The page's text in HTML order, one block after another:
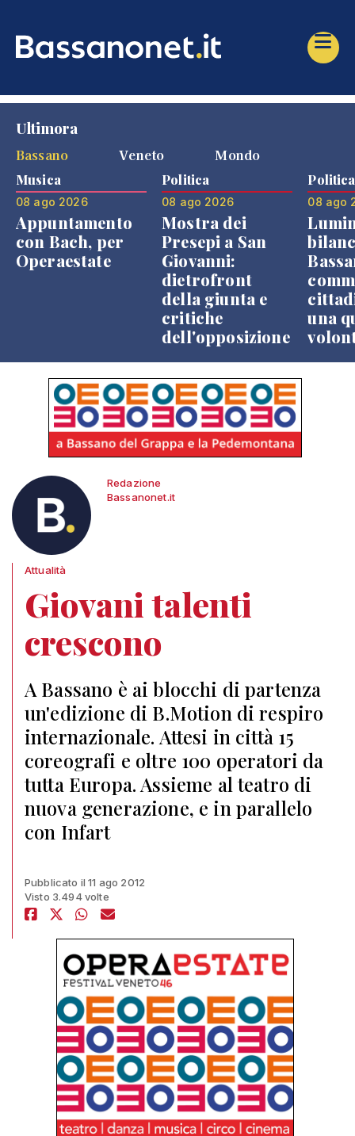
Ultimora
Bassano
Veneto Mondo
Musica
08 ago 2026
Appuntamento
con Bach, per
Operaestate
Politica
08 ago 2026
Mostra dei
Presepi a San
Giovanni:
dietrofront
della giunta e
critiche
dell'opposizione
Politica
08 ago
una
Redazione
Bassanonet.it
Attualità
Giovani talenti
crescono
A Bassano è ai blocchi di partenza
un'edizione di B.Motion di respiro
internazionale. Attesi in città 15
coreografi e oltre 100 operatori da
tutta Europa. Assieme al teatro di
nuova generazione, e in parallelo
con Infart
Pubblicato il 11 ago 2012
Visto 3.494 volte